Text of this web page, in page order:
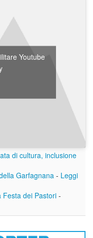
Youtube
di cultura, inclusione
Garfagnana - Leggi
Festa dei Pastori -